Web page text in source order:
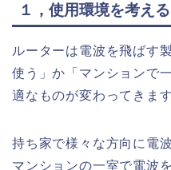
１，使用環境を考える
ルーターは電波を飛ばす
使う」か「マンションで
適なものが変わってきます
持ち家で様々な方向に電
マンションの一室で電波